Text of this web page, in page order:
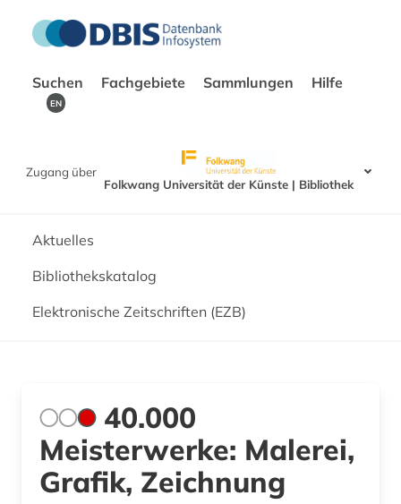
Suchen Fachgebiete Sammlungen Hilfe
EN
Zugang über
Folkwang Universität der Künste | Bibliothek
Aktuelles
Bibliothekskatalog
Elektronische Zeitschriften (EZB)
40.000
Meisterwerke: Malerei,
Grafik, Zeichnung